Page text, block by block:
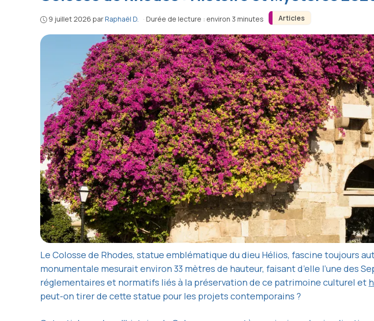
Articles
9 juillet 2026 parRaphaël D. · Durée de lecture : environ 3 minutes
Le Colosse de Rhodes, statue emblématique du dieu Hélios, fascine toujours
monumentale mesurait environ 33 mètres de hauteur, faisant d’elle l’une des
réglementaires et normatifs liés à la préservation de ce patrimoine culturel et
peut-on tirer de cette statue pour les projets contemporains ?